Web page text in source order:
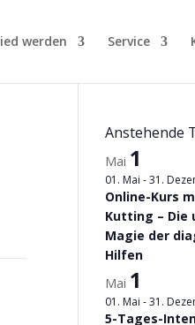
werden Service
Anstehende
Mai 1
01. Mai -31.
Online-Kurs
Kutting – Die
Magie der
Hilfen
Mai 1
01. Mai -31.
5-Tages-